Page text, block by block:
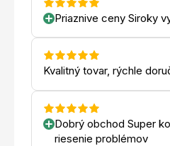
Priaznive ceny Siroky
Kvalitný tovar, rýchle
Dobrý obchod Super
riesenie problémov